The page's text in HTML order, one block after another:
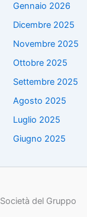
Gennaio 2026
Dicembre 2025
Novembre 2025
Ottobre 2025
Settembre 2025
Agosto 2025
Luglio 2025
Giugno 2025
Società del Gruppo